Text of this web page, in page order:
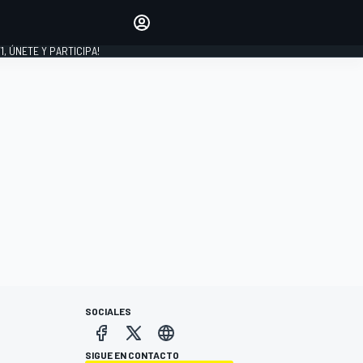
INICIAR SESIÓN
ÚNETE Y PARTICIPA!
SOCIALES
SIGUE EN CONTACTO